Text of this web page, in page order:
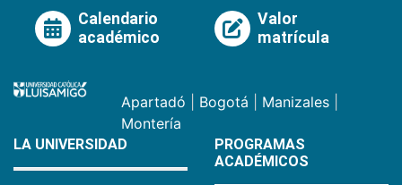
Calendario
académico
Valor
matrícula
Apartadó Bogotá Manizales
Montería
LA UNIVERSIDAD
PROGRAMAS
ACADÉMICOS